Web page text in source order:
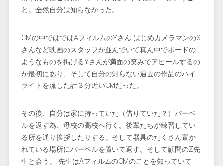
と。全然自分は知らなかった。
CMの中ではではAフィルムのYさん はじめカメラマンのS
さんなど映画のスタッフが並んでいて真ん中でボードの
ようなものを掲げるYさんが満面の笑みでアピールするの
が最初にあり、そして自分の知らない過去の作品のハイ
ライトを流した計３分近いCMだった。
その後、自分は家に持っていた（借りていた？）バーベ
ルを返す為、母校の高校へ行く。後輩たちが練習してい
る所を通り挨拶したりする。そして器具のたくさん置か
れている場所にバーベルを置いて返す。そして顧問のZ先
生と会う。 先生はAフィルムのCMのことを知っていて